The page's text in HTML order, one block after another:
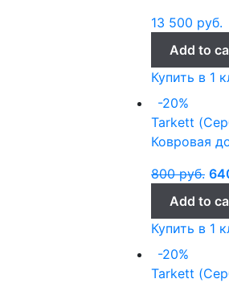
13 500 руб.
Add to
Купить в 1
-20%
Tarkett
Ковровая
800руб.
Add to
Купить в 1
-20%
Tarkett